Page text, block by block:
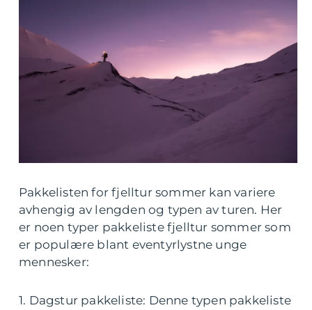
Pakkelisten for fjelltur sommer kan variere
avhengig av lengden og typen av turen. Her
er noen typer pakkeliste fjelltur sommer som
er populære blant eventyrlystne unge
mennesker:
1. Dagstur pakkeliste: Denne typen pakkeliste